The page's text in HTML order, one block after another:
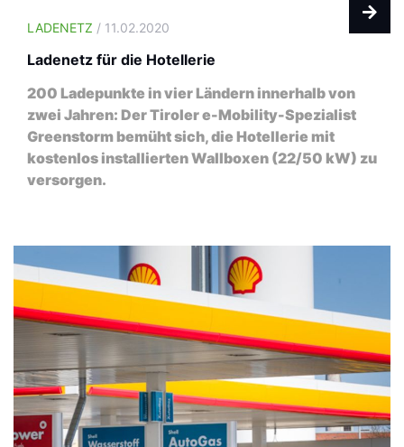
LADENETZ / 11.02.2020
Ladenetz für die Hotellerie
200 Ladepunkte in vier Ländern innerhalb von
zwei Jahren: Der Tiroler e-Mobility-Spezialist
Greenstorm bemüht sich, die Hotellerie mit
kostenlos installierten Wallboxen (22/50 kW) zu
versorgen.